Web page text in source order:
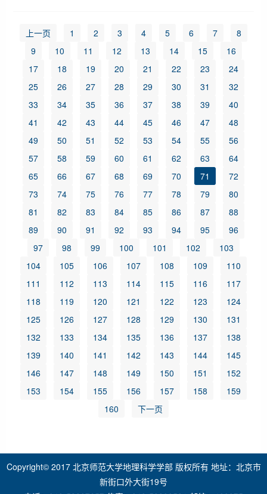
上一页 1 2 3 4 5 6 7
8
9
10 11 12 13 14 15
16
17
18 19 20 21 22 23
24
25
26 27 28 29 30 31
32
33
34 35 36 37 38 39
40
41
42 43 44 45 46 47
48
49
50 51 52 53 54 55
56
57
58 59 60 61 62 63
64
65
66 67 68 69 70 71
72
73
74 75 76 77 78 79
80
81
82 83 84 85 86 87
88
89
90 91 92 93 94 95
96
97
98 99 100 101 102
103
104
105 106 107 108 109
110
111
112 113 114 115 116
117
118
119 120 121 122 123
124
125
126 127 128 129 130
131
132
133 134 135 136 137
138
139
140 141 142 143 144
145
146
147 148 149 150 151
152
153
154 155 156 157 158
159
160
下一页
Copyright© 2017 北京师范大学地理科学学部 版权所有 地址：北京市
新街口外大街19号